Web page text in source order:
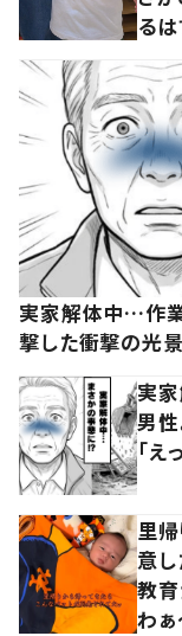
るは
実家解体中…作業
撃した衝撃の光景
実
男
「え
里
意
教育
わぁ